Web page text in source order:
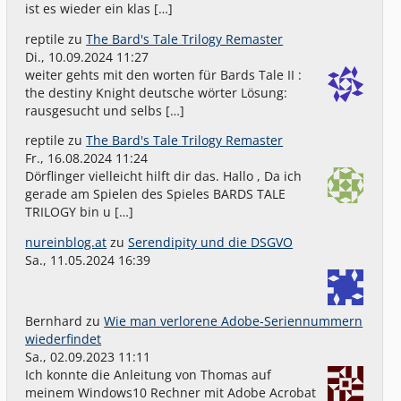
ist es wieder ein klas […]
reptile zuThe Bard's Tale Trilogy Remaster
Di., 10.09.2024 11:27
weiter gehts mit den worten für Bards Tale II :
the destiny Knight deutsche wörter Lösung:
rausgesucht und selbs […]
reptile zuThe Bard's Tale Trilogy Remaster
Fr., 16.08.2024 11:24
Dörflinger vielleicht hilft dir das. Hallo , Da ich
gerade am Spielen des Spieles BARDS TALE
TRILOGY bin u […]
nureinblog.at zuSerendipity und die DSGVO
Sa., 11.05.2024 16:39
Bernhard zuWie man verlorene Adobe-Seriennummern
wiederfindet
Sa., 02.09.2023 11:11
Ich konnte die Anleitung von Thomas auf
meinem Windows10 Rechner mit Adobe Acrobat